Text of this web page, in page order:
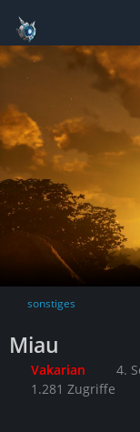
sonstiges
Miau
Vakarian
4.
1.281 Zugriffe